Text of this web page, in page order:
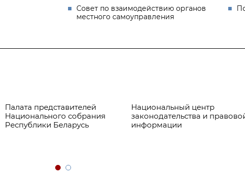
Совет по взаимодействию органов
местного самоуправления
Палата представителей
Национального собрания
Республики Беларусь
Национальный центр
законодательства и
информации